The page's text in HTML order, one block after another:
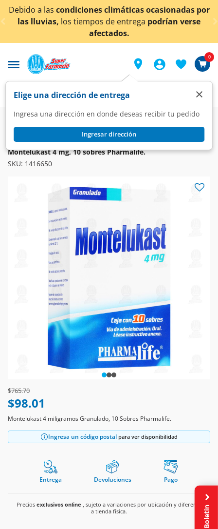
< div class="carousel-inner">
lascondiciones climáticas ocasionadas por
los tiempos de entregapodrían verse
¡Ahora
Elige una dirección de entrega
Ingresa una dirección en donde deseas recibir tu pedido
Ingresar dirección
×
0
Farmacia Medicina
Respiratorio
Vías Respiratorias
PHARMALIFE
Montelukast 4 mg, 10 sobres Pharmalife.
SKU: 1416650
Price reduced from
$765.70to
$98.01
Montelukast 4 miligramos Granulado, 10 Sobres Pharmalife.
Ingresa un código postal para ver disponibilidad
Entrega Devoluciones Pago
Precios exclusivos online , sujeto a variaciones por ubicación y diferente
a tienda física.
Boletín